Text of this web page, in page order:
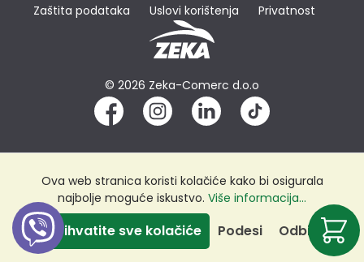
Zaštita podataka Uslovi korištenja Privatnost
© 2026 Zeka-Comerc d.o.o
Ova web stranica koristi kolačiće kako bi osigurala
najbolje moguće iskustvo. Više informacija...
Odbij
Podesi
Prihvatite sve kolačiće